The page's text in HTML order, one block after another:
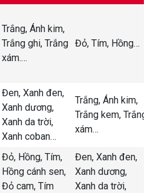
Trắng, Ánh kim,
Trắng ghi, Trắng
xám.…
Đỏ, Tím, Hồng…
Đen, Xanh đen,
Xanh dương,
Xanh da trời,
Xanh coban…
Trắng, Ánh kim,
Trắng kem, Trắng
xám…
Đỏ, Hồng, Tím,
Hồng cánh sen,
Đỏ cam, Tím
Đen, Xanh đen,
Xanh dương,
Xanh da trời,